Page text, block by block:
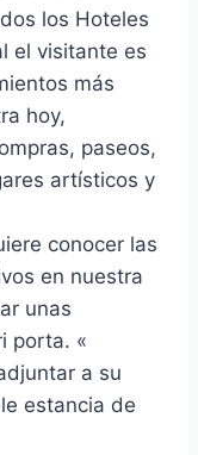
los Hoteles
el visitante es
más
hoy,
paseos,
artísticos y
conocer las
en nuestra
unas
porta. «
a su
estancia de